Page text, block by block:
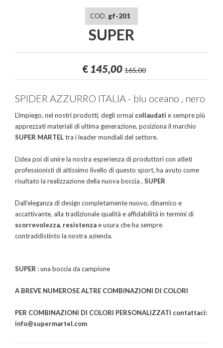
COD. gf-201
SUPER
€ 145,00 165,00
SPIDER AZZURRO ITALIA - blu oceano , nero
L'impiego, nei nostri prodotti, degli ormai collaudati e sempre più
apprezzati materiali di ultima generazione, posiziona il marchio
SUPER MARTELtra i leader mondiali del settore.
L'idea poi di unire la nostra esperienza di produttori con atleti
professionisti di altissimo livello di questo sport, ha avuto come
risultato la realizzazione della nuova boccia , SUPER
Dall'eleganza di design completamente nuovo, dinamico e
accattivante, alla tradizionale qualità e affidabilità in termini di
scorrevolezza, resistenzae usura che ha sempre
contraddistinto la nostra azienda.
SUPER : una boccia da campione
A BREVE NUMEROSE ALTRE COMBINAZIONI DI COLORI
PER COMBINAZIONI DI COLORI PERSONALIZZATI contattaci:
info@supermartel.com